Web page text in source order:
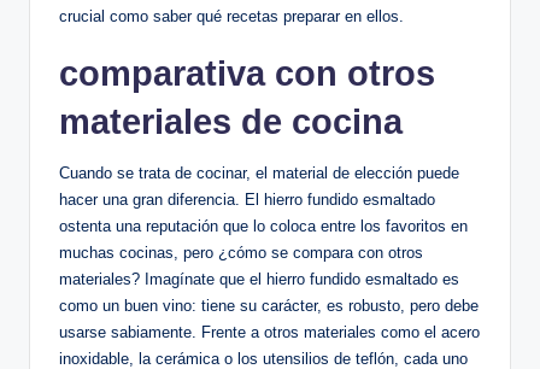
⁤crucial como saber⁤ qué ‌recetas preparar‌ en ellos.
comparativa con otros
materiales de cocina
Cuando ⁣se trata de cocinar, el material de elección⁤ puede
hacer⁤ una gran diferencia.‌ El hierro fundido ⁣esmaltado
ostenta‌ una reputación que lo coloca ‍entre los favoritos en
muchas cocinas, pero ¿cómo se compara con otros
materiales? Imagínate que el ​hierro fundido ⁢esmaltado ⁣es
como un buen vino: tiene su carácter, es robusto, pero‍ debe
​usarse sabiamente. Frente a ‍otros materiales como‌ el acero
inoxidable,‍ la cerámica o los utensilios de⁣ teflón,‌ cada⁢ uno